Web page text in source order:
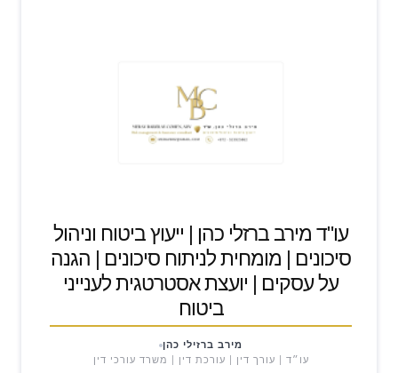
עו"ד מירב ברזלי כהן | ייעוץ ביטוח וניהול
סיכונים | מומחית לניתוח סיכונים | הגנה
על עסקים | יועצת אסטרטגית לענייני
ביטוח
מירב ברזילי כהן
עו״ד | עורך דין | עורכת דין | משרד עורכי דין